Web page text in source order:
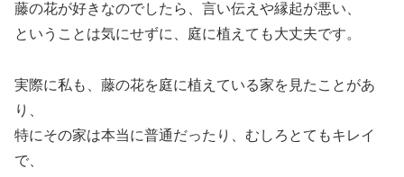
藤の花が好きなのでしたら、言い伝えや縁起が悪い、
ということは気にせずに、庭に植えても大丈夫です。
実際に私も、藤の花を庭に植えている家を見たことがあ
り、
特にその家は本当に普通だったり、むしろとてもキレイ
で、